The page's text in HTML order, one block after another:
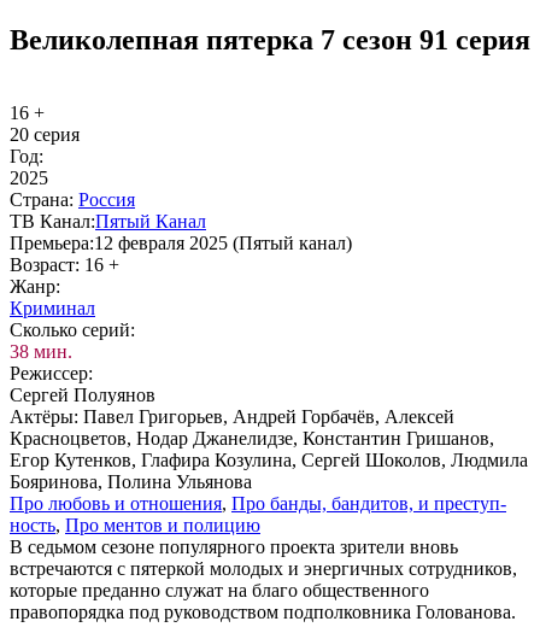
Великолепная пятерка 7 сезон 91 серия
16 +
20 серия
Год:
2025
Стра­на: Рос­сия
ТВ Ка­нал:Пя­тый Ка­нал
Пре­мье­ра:12 февраля 2025 (Пятый канал)
Воз­раст: 16 +
Жанр:
Кри­ми­нал
Сколь­ко се­рий:
38 мин.
Ре­жис­сер:
Сергей Полуянов
Ак­тё­ры: Павел Григорьев, Андрей Горбачёв, Алексей
Красноцветов, Нодар Джанелидзе, Константин Гришанов,
Егор Кутенков, Глафира Козулина, Сергей Шоколов, Людмила
Бояринова, Полина Ульянова
Про лю­бовь и от­но­ше­ния, Про бан­ды, бан­ди­тов, и пре­ступ­
ность, Про мен­тов и по­ли­цию
В седьмом сезоне популярного проекта зрители вновь
встречаются с пятеркой молодых и энергичных сотрудников,
которые преданно служат на благо общественного
правопорядка под руководством подполковника Голованова.